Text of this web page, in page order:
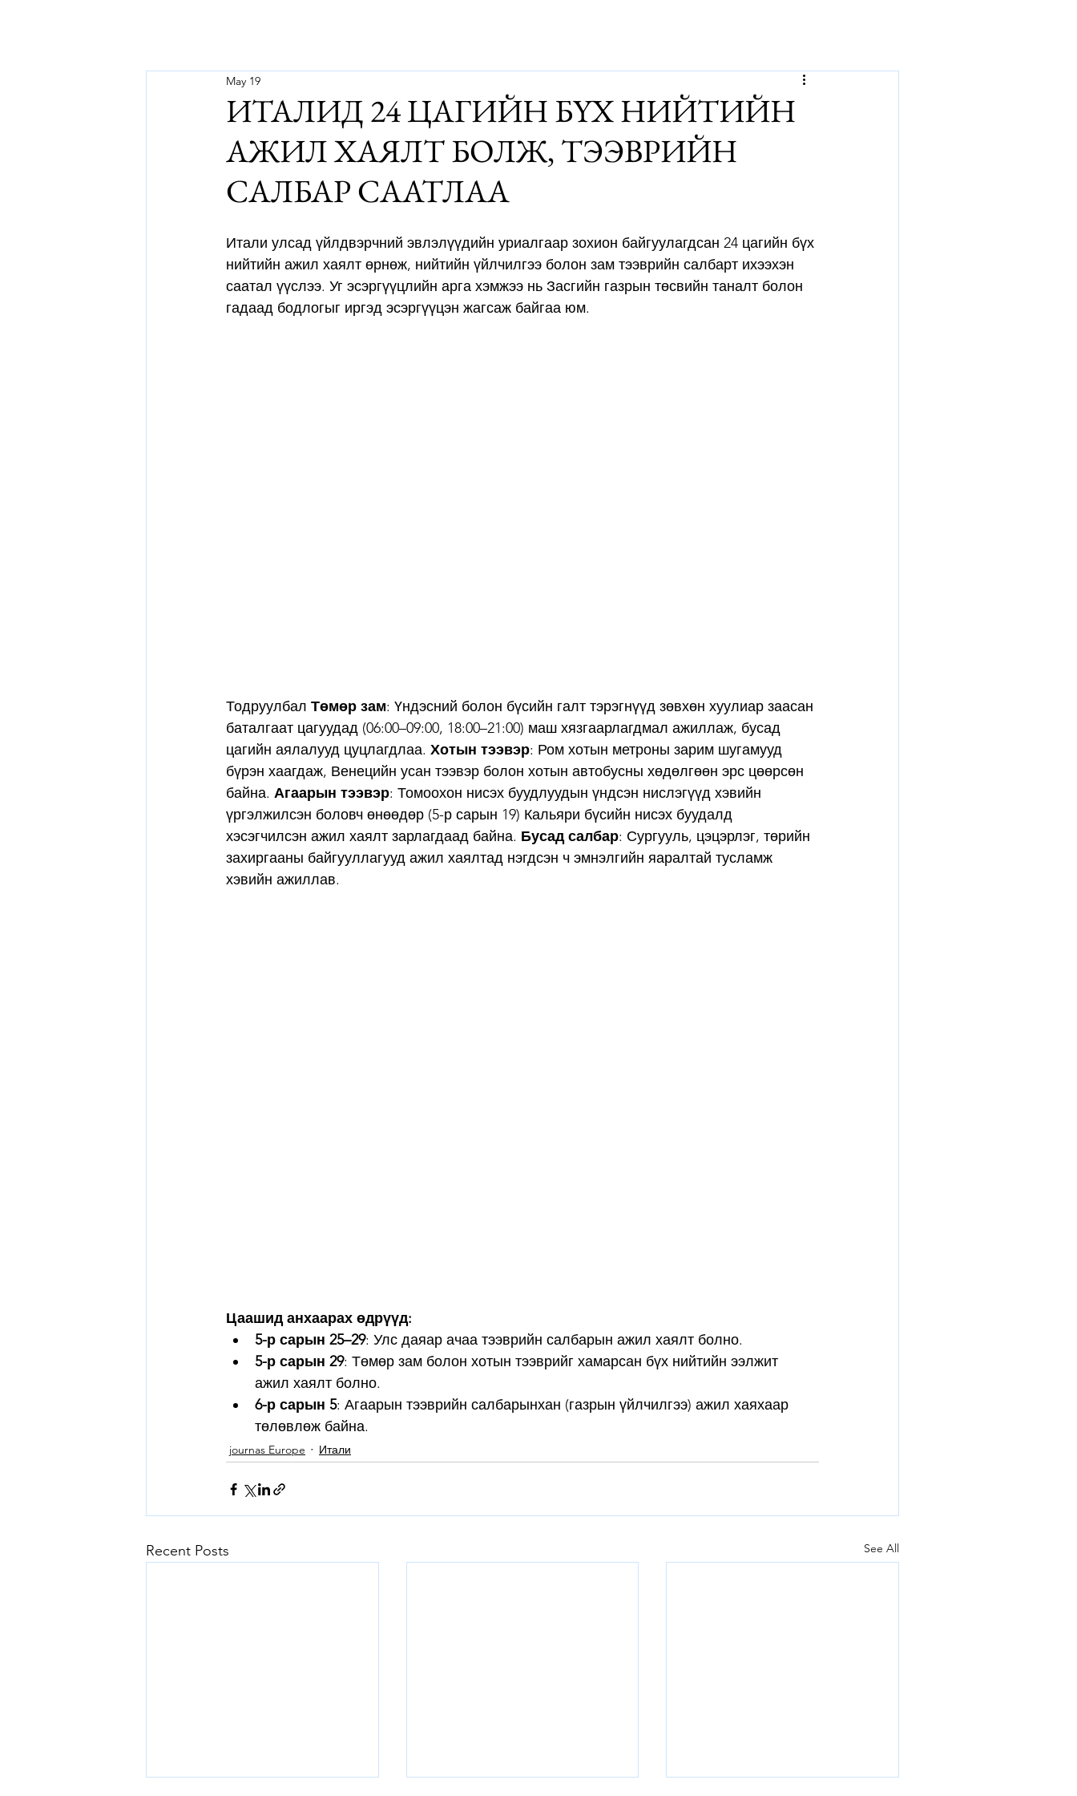
ИТАЛИД 24 ЦАГИЙН БҮХ НИЙТИЙН
АЖИЛ ХАЯЛТ БОЛЖ, ТЭЭВРИЙН
САЛБАР СААТЛАА
May 19
Итали улсад үйлдвэрчний эвлэлүүдийн уриалгаар зохион байгуулагдсан 24 цагийн бүх
нийтийн ажил хаялт өрнөж, нийтийн үйлчилгээ болон зам тээврийн салбарт ихээхэн
саатал үүслээ. Уг эсэргүүцлийн арга хэмжээ нь Засгийн газрын төсвийн таналт болон
гадаад бодлогыг иргэд эсэргүүцэн жагсаж байгаа юм.
Тодруулбал Төмөр зам: Үндэсний болон бүсийн галт тэрэгнүүд зөвхөн хуулиар заасан
баталгаат цагуудад (06:00–09:00, 18:00–21:00) маш хязгаарлагдмал ажиллаж, бусад
цагийн аялалууд цуцлагдлаа. Хотын тээвэр: Ром хотын метроны зарим шугамууд
бүрэн хаагдаж, Венецийн усан тээвэр болон хотын автобусны хөдөлгөөн эрс цөөрсөн
байна. Агаарын тээвэр: Томоохон нисэх буудлуудын үндсэн нислэгүүд хэвийн
үргэлжилсэн боловч өнөөдөр (5-р сарын 19) Кальяри бүсийн нисэх буудалд
хэсэгчилсэн ажил хаялт зарлагдаад байна. Бусад салбар: Сургууль, цэцэрлэг, төрийн
захиргааны байгууллагууд ажил хаялтад нэгдсэн ч эмнэлгийн яаралтай тусламж
хэвийн ажиллав.
Цаашид анхаарах өдрүүд:
5-р сарын 25–29: Улс даяар ачаа тээврийн салбарын ажил хаялт болно.
5-р сарын 29: Төмөр зам болон хотын тээврийг хамарсан бүх нийтийн ээлжит
ажил хаялт болно.
6-р сарын 5: Агаарын тээврийн салбарынхан (газрын үйлчилгээ) ажил хаяхаар
төлөвлөж байна.
journas Europe Итали
Recent Posts See All